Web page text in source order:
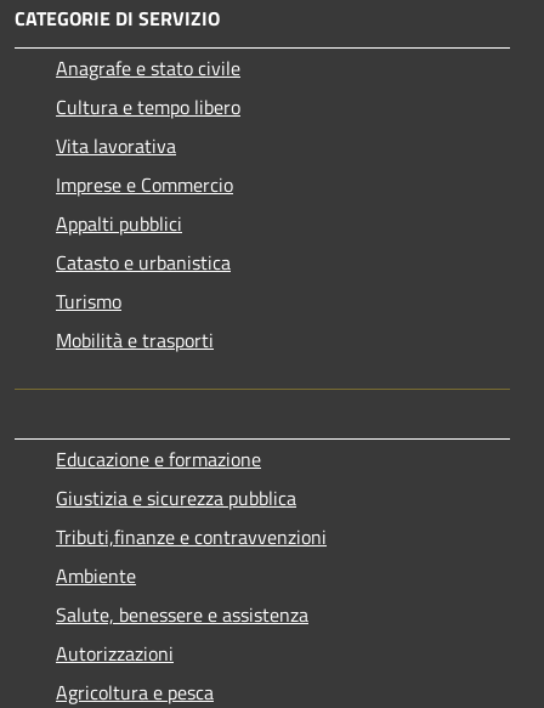
CATEGORIE DI SERVIZIO
Anagrafe e stato civile
Cultura e tempo libero
Vita lavorativa
Imprese e Commercio
Appalti pubblici
Catasto e urbanistica
Turismo
Mobilità e trasporti
Educazione e formazione
Giustizia e sicurezza pubblica
Tributi,finanze e contravvenzioni
Ambiente
Salute, benessere e assistenza
Autorizzazioni
Agricoltura e pesca